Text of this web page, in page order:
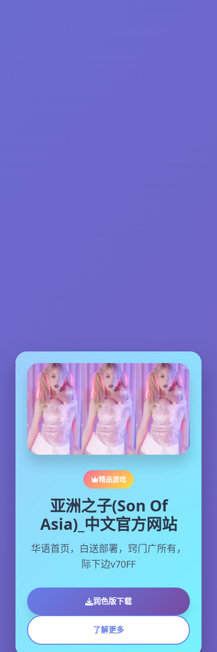
精品游戏
亚洲之子(Son Of
Asia)_中文官方网站
华语首页，白送部署，窍门广所有，
际下边v70FF
润色版下载
了解更多